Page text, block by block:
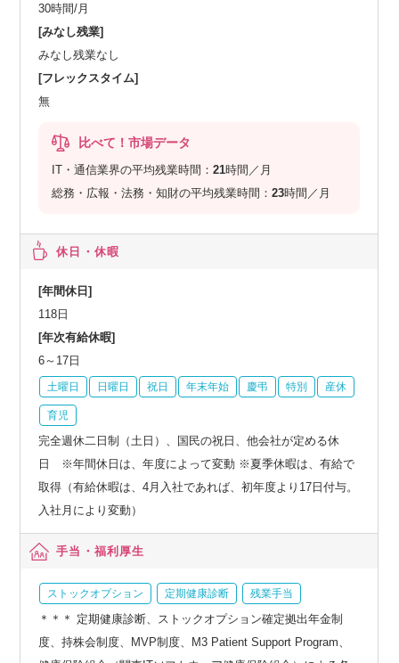
30時間/月
[みなし残業]
みなし残業なし
[フレックスタイム]
無
比べて！市場データ
IT・通信業界の平均残業時間：21時間／月
総務・広報・法務・知財の平均残業時間：23時間／月
休日・休暇
[年間休日]
118日
[年次有給休暇]
6～17日
土曜日 日曜日 祝日 年末年始 慶弔 特別 産休
育児
完全週休二日制（土日）、国民の祝日、他会社が定める休
日 ※年間休日は、年度によって変動 ※夏季休暇は、有給で
取得（有給休暇は、4月入社であれば、初年度より17日付与。
入社月により変動）
手当・福利厚生
ストックオプション 定期健康診断 残業手当
＊＊＊ 定期健康診断、ストックオプション確定拠出年金制
度、持株会制度、MVP制度、M3 Patient Support Program、